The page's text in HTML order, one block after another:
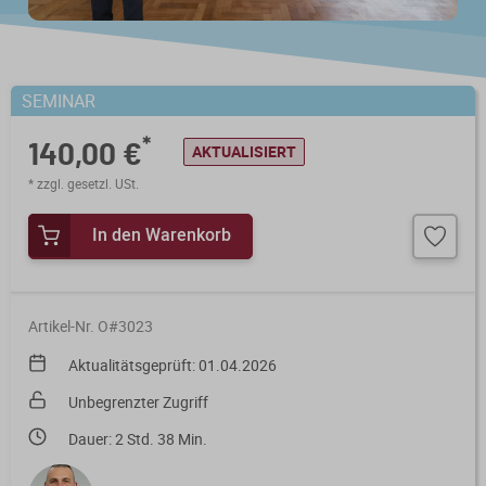
Steuerberatungsverträge
Fundierte Informationen und
Merkblätter
Checklisten
Mandanten-Info
Seminar-Pakete
Live-Onlineveranstaltungen mit
Live-Termine
Aufzeichnungen
Einkommensteuererklärung
Prüfungsvorbereitung
Steuern
Einkommensteuer
Erbschaftsteuer / Schenkungsteuer
Lohnsteuer
Umsatzsteuer
KONTAKT
SEMINAR
140,00 €* AKTUALISIERT
* zzgl. gesetzl. USt.
In den Warenkorb
Artikel-Nr. O#3023
Aktualitätsgeprüft: 01.04.2026
Unbegrenzter Zugriff
Dauer: 2 Std. 38 Min.